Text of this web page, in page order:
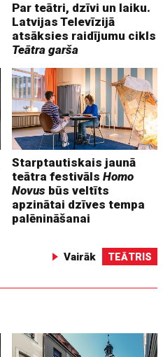
Par teātri, dzīvi un laiku.
Latvijas Televīzijā
atsāksies raidījumu cikls
Teātra garša
Starptautiskais jaunā
teātra festivālsHomo
Novus būs veltīts
apzinātai dzīves tempa
palēnināšanai
Vairāk TEĀTRIS